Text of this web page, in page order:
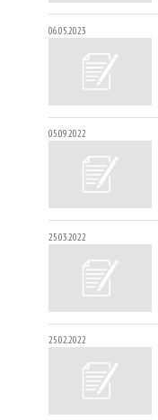
06.05.2023
05.09.2022
25.03.2022
25.02.2022